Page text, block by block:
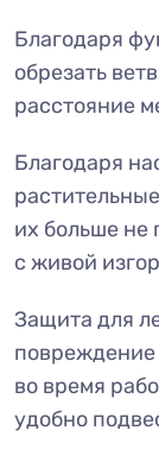
Благодаря
обрезать
расстояние
Благодаря
их больше не
с живой
Защита для
повреждение
во время
удобно